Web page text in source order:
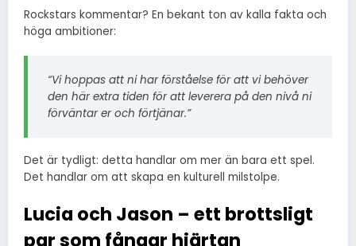
Rockstars kommentar? En bekant ton av kalla fakta och
höga ambitioner:
“Vi hoppas att ni har förståelse för att vi behöver
den här extra tiden för att leverera på den nivå ni
förväntar er och förtjänar.”
Det är tydligt: detta handlar om mer än bara ett spel.
Det handlar om att skapa en kulturell milstolpe.
Lucia och Jason – ett brottsligt
par som fångar hjärtan